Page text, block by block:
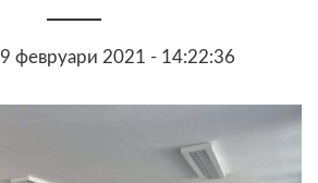
февруари 2021 - 14:22:36